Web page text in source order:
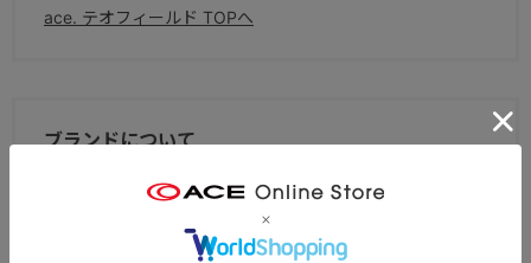
ace. テオフィールド TOPへ
ブランドについて